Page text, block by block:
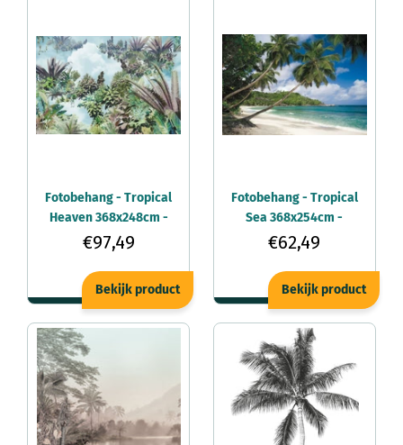
Fotobehang - Tropical
Heaven 368x248cm -
Vliesbehang
€97,49
Bekijk product
Fotobehang - Tropical
Sea 368x254cm -
Papierbehang
€62,49
Bekijk product